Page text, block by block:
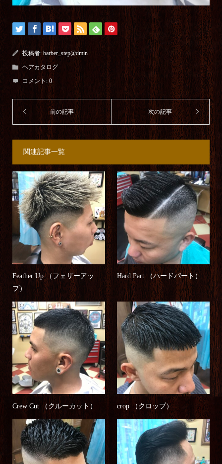
投稿者:barber_step@dmin
ヘアカタログ
コメント: 0
関連記事一覧
Feather Up （フェザーアッ
プ）
Hard Part （ハードパート）
Crew Cut （クルーカット） crop （クロップ）